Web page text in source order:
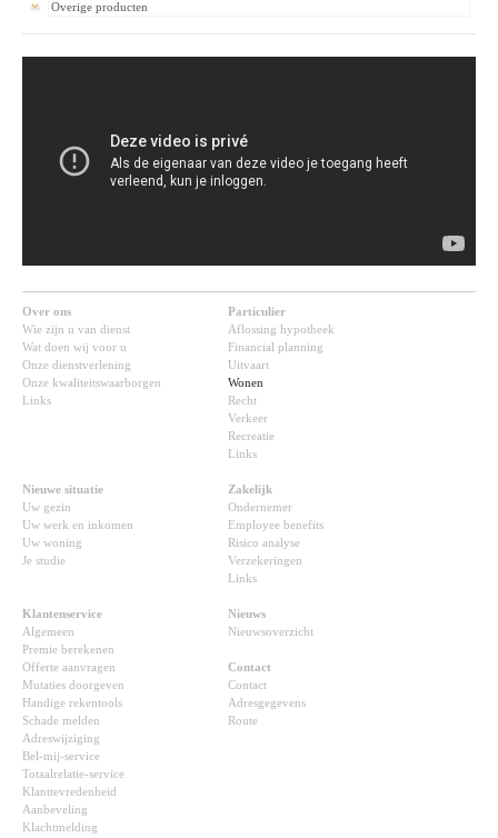
Overige producten
Over ons
Wie zijn u van dienst
Wat doen wij voor u
Onze dienstverlening
Onze kwaliteitswaarborgen
Links
Particulier
Aflossing hypotheek
Financial planning
Uitvaart
Wonen
Recht
Verkeer
Recreatie
Links
Nieuwe situatie
Uw gezin
Uw werk en inkomen
Uw woning
Je studie
Zakelijk
Ondernemer
Employee benefits
Risico analyse
Verzekeringen
Links
Klantenservice
Algemeen
Premie berekenen
Offerte aanvragen
Mutaties doorgeven
Handige rekentools
Schade melden
Adreswijziging
Bel-mij-service
Totaalrelatie-service
Klanttevredenheid
Aanbeveling
Klachtmelding
Nieuws
Nieuwsoverzicht
Contact
Contact
Adresgegevens
Route